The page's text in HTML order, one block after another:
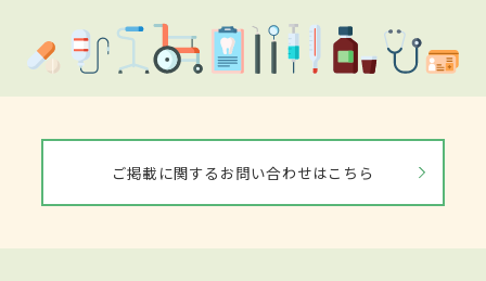
ご掲載に関するお問い合わせはこちら